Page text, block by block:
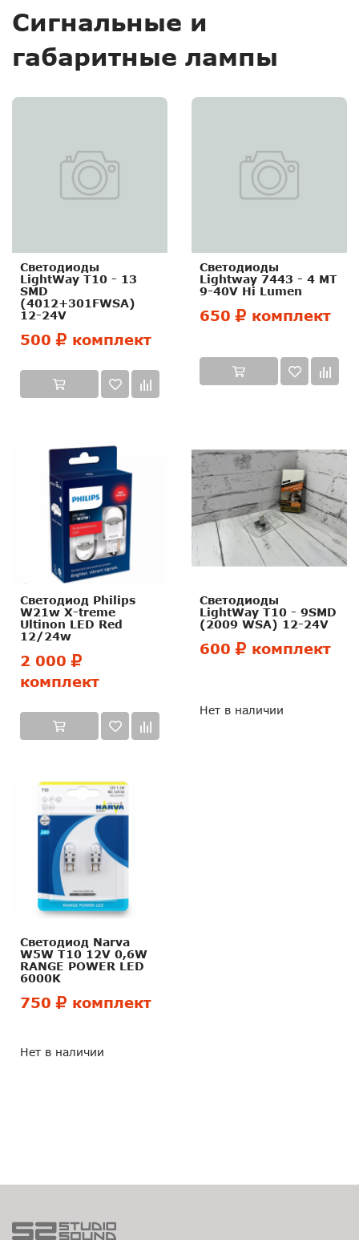
Сигнальные и
габаритные лампы
Светодиоды
LightWay T10 - 13
SMD
(4012+301FWSA)
12-24V
500 комплект
Светодиоды
Lightway 7443 - 4 MT
9-40V Hi Lumen
650 комплект
Светодиод Philips
W21w X-treme
Ultinon LED Red
12/24w
2 000
комплект
Светодиоды
LightWay T10 - 9SMD
(2009 WSA) 12-24V
600 комплект
Нет в наличии
Светодиод Narva
W5W T10 12V 0,6W
RANGE POWER LED
6000K
750 комплект
Нет в наличии